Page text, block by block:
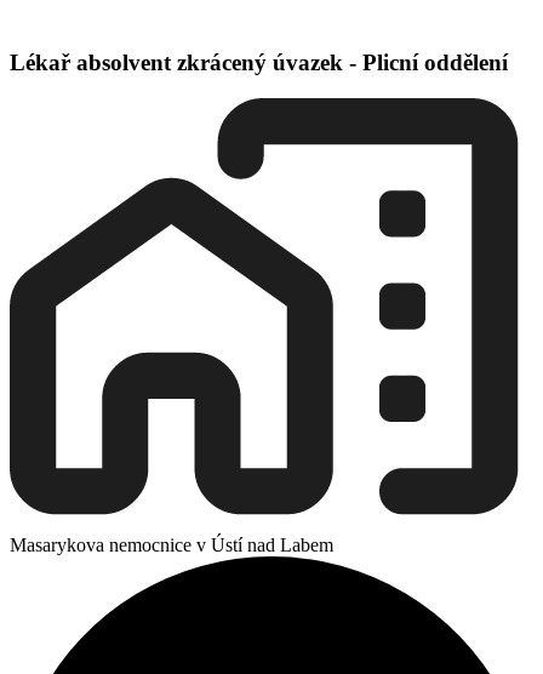
Lékař absolvent zkrácený úvazek - Plicní oddělení
Masarykova nemocnice v Ústí nad Labem